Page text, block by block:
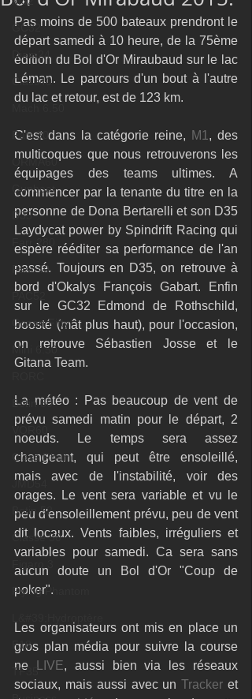
GC32
Diam24
Class40
Farr 30
ORMA60
Gunboat
D35
Farr 280
Fast 40
Ocean Fifty
Mini 6.50
Botin 80
VOR60
Class Rhum
JMD54
Botin 52
Classe 50
Flying Phantom
F18
TF35
Pas moins de 500 bateaux prendront le
départ samedi à 10 heure, de la 75ème
édition du Bol d'Or Miraubaud sur le lac
Léman. Le parcours d'un bout à l'autre
du lac et retour, est de 123 km.
C'est dans la catégorie reine, M1 , des
multicoques que nous retrouverons les
équipages des teams ultimes. A
commencer par la tenante du titre en la
personne de Dona Bertarelli et son D35
Laydycat power by Spindrift Racing qui
espère rééditer sa performance de l'an
passé. Toujours en D35, on retrouve à
bord d'Okalys François Gabart. Enfin
sur le GC32 Edmond de Rothschild,
boosté (mât plus haut), pour l'occasion,
on retrouve Sébastien Josse et le
Gitana Team.
La météo : Pas beaucoup de vent de
prévu samedi matin pour le départ, 2
noeuds. Le temps sera assez
changeant, qui peut être ensoleillé,
mais avec de l'instabilité, voir des
orages. Le vent sera variable et vu le
peu d'ensoleillement prévu, peu de vent
dit locaux. Vents faibles, irréguliers et
variables pour samedi. Ca sera sans
aucun doute un Bol d'Or "Coup de
poker".
Les organisateurs ont mis en place un
gros plan média pour suivre la course
ne
LIVE, aussi bien via les réseaux
sociaux, mais aussi avec un Tracker et